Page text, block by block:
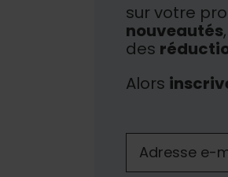
sur votre
nouveautés
des
Alors